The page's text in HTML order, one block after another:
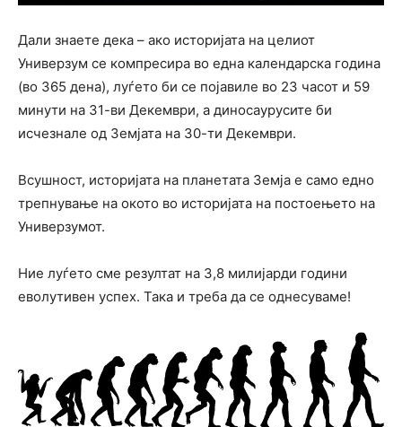
Дали знаете дека – ако историјата на целиот
Универзум се компресира во една календарска година
(во 365 дена), луѓето би се појавиле во 23 часот и 59
минути на 31-ви Декември, а диносаурусите би
исчезнале од Земјата на 30-ти Декември.
Всушност, историјата на планетата Земја е само едно
трепнување на окото во историјата на постоењето на
Универзумот.
Ние луѓето сме резултат на 3,8 милијарди години
еволутивен успех. Така и треба да се однесуваме!